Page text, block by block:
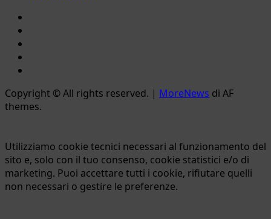
Copyright © All rights reserved. | MoreNews di AF
themes.
Utilizziamo cookie tecnici necessari al funzionamento del
sito e, solo con il tuo consenso, cookie statistici e/o di
marketing. Puoi accettare tutti i cookie, rifiutare quelli
non necessari o gestire le preferenze.